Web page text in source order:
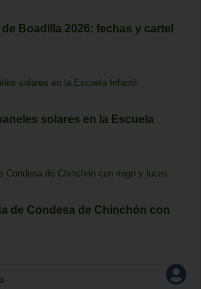
Boadilla 2026: fechas y cartel
solares en la Escuela
de Condesa de Chinchón con